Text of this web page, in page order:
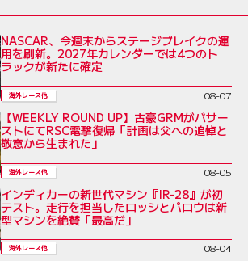
NASCAR、今週末からステージブレイクの運
用を刷新。2027年カレンダーでは4つのト
ラックが新たに確定
海外レース他 08-07
【WEEKLY ROUND UP】古豪GRMがバサー
ストにてRSC電撃復帰「計画は父への追悼と
敬意から生まれた」
海外レース他 08-05
インディカーの新世代マシン『IR-28』が初
テスト。走行を担当したロッシとパロウは新
型マシンを絶賛「最高だ」
海外レース他 08-04